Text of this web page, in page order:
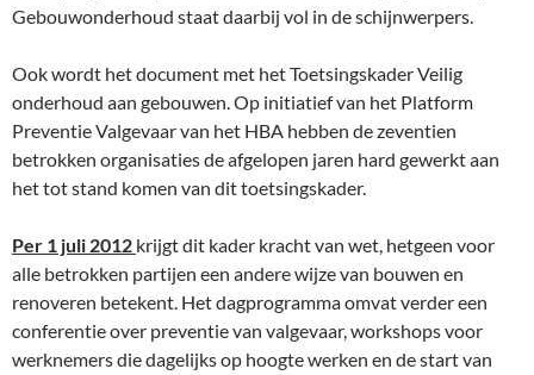
Gebouwonderhoud staat daarbij vol in de schijnwerpers.
Ook wordt het document met het Toetsingskader Veilig
onderhoud aan gebouwen. Op initiatief van het Platform
Preventie Valgevaar van het HBA hebben de zeventien
betrokken organisaties de afgelopen jaren hard gewerkt aan
het tot stand komen van dit toetsingskader.
Per 1 juli 2012 krijgt dit kader kracht van wet, hetgeen voor
alle betrokken partijen een andere wijze van bouwen en
renoveren betekent. Het dagprogramma omvat verder een
conferentie over preventie van valgevaar, workshops voor
werknemers die dagelijks op hoogte werken en de start van